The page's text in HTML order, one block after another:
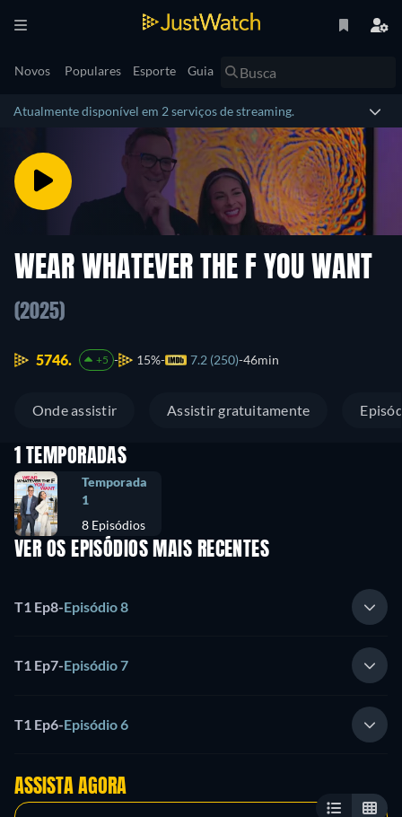
Novos Populares Esporte Guia
Atualmente disponível em 2 serviços de streaming.
WEAR WHATEVER THE F YOU WANT
(2025)
5746. +5 15% 7.2 (250) 46min
Onde assistir Assistir gratuitamente
1 TEMPORADAS
Temporada
1
8 Episódios
VER OS EPISÓDIOS MAIS RECENTES
T1 Ep8-Episódio 8
T1 Ep7-Episódio 7
T1 Ep6-Episódio 6
ASSISTA AGORA